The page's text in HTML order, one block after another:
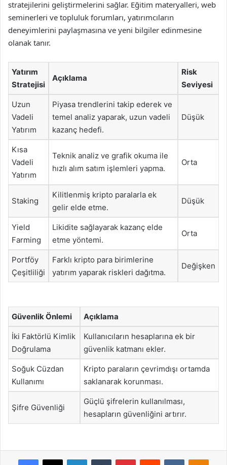
stratejilerini geliştirmelerini sağlar. Eğitim materyalleri, web
seminerleri ve topluluk forumları, yatırımcıların
deneyimlerini paylaşmasına ve yeni bilgiler edinmesine
olanak tanır.
Yatırım
Stratejisi
Açıklama
Risk
Seviyesi
Uzun
Vadeli
Yatırım
Piyasa trendlerini takip ederek ve
temel analiz yaparak, uzun vadeli
kazanç hedefi.
Düşük
Kısa
Vadeli
Yatırım
Teknik analiz ve grafik okuma ile
hızlı alım satım işlemleri yapma.
Orta
Staking
Kilitlenmiş kripto paralarla ek
gelir elde etme.
Düşük
Yield
Farming
Likidite sağlayarak kazanç elde
etme yöntemi.
Orta
Portföy
Çeşitliliği
Farklı kripto para birimlerine
yatırım yaparak riskleri dağıtma.
Değişken
Güvenlik Önlemi Açıklama
İki Faktörlü Kimlik
Doğrulama
Kullanıcıların hesaplarına ek bir
güvenlik katmanı ekler.
Soğuk Cüzdan
Kullanımı
Kripto paraların çevrimdışı ortamda
saklanarak korunması.
Şifre Güvenliği
Güçlü şifrelerin kullanılması,
hesapların güvenliğini artırır.
Facebook
X LinkedInTumblr PinterestReddit VKontakte